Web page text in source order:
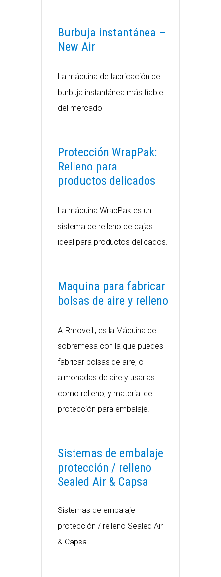
Burbuja instantánea –
New Air
La máquina de fabricación de
burbuja instantánea más fiable
del mercado
Protección WrapPak:
Relleno para
productos delicados
La máquina WrapPak es un
sistema de relleno de cajas
ideal para productos delicados.
Maquina para fabricar
bolsas de aire y relleno
AIRmove1, es la Máquina de
sobremesa con la que puedes
fabricar bolsas de aire, o
almohadas de aire y usarlas
como relleno, y material de
protección para embalaje.
Sistemas de embalaje
protección / relleno
Sealed Air & Capsa
Sistemas de embalaje
protección / relleno Sealed Air
& Capsa